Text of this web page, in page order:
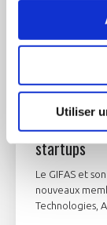
Utiliser
ADHÉRENT À
StartAir
startups
Le GIFAS et
nouveaux
Technologies,